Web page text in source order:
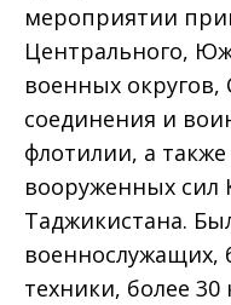
мероприятии
Центрального,
военных округов,
соединения и
флотилии, а
вооруженных сил
Таджикистана.
военнослужащих,
техники, более 30